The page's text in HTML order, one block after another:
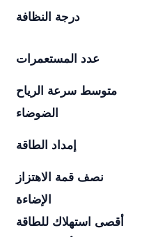
درجة النظافة
عدد المستعمرات
متوسط سرعة الرياح
الضوضاء
إمداد الطاقة
نصف قمة الاهتزاز
الإضاءة
أقصى استهلاك للطاقة